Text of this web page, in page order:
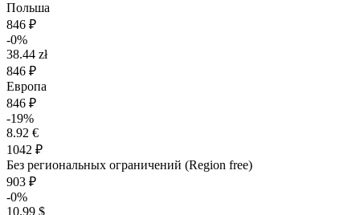
Польша
846 ₽
-0%
38.44 zł
846 ₽
Европа
846 ₽
-19%
8.92 €
1042 ₽
Без региональных ограничений (Region free)
903 ₽
-0%
10.99 $